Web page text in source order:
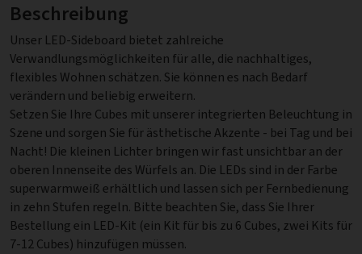
Beschreibung
Unser LED-Sideboard bietet zahlreiche
Verwandlungsmöglichkeiten für alle, die nachhaltiges,
flexibles Wohnen schätzen. Sie können es nach Bedarf
verändern und beliebig erweitern.
Setzen Sie Ihre Cubes mit unserer integrierten Beleuchtung in
Szene und sorgen Sie für ästhetische Akzente - bei Tag und bei
Nacht! Die kleinen Lichter bringen wir fast unsichtbar an der
oberen Innenseite des Würfels an. Die LEDs sind in der Farbe
superwarmweiß erhältlich und lassen sich per Fernbedienung
in zehn Stufen regeln. Bitte beachten Sie, dass Sie Ihrer
Bestellung ein LED-Kit (ein Kit für bis zu 6 Cubes, zwei Kits für
7-12 Cubes) hinzufügen müssen.